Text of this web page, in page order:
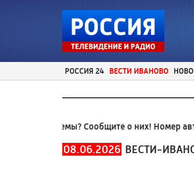
РОССИЯ 24 ВЕСТИ ИВАНОВО
проблемы? Сообщите о них! Номер
08.06.2026 ВЕСТИ-